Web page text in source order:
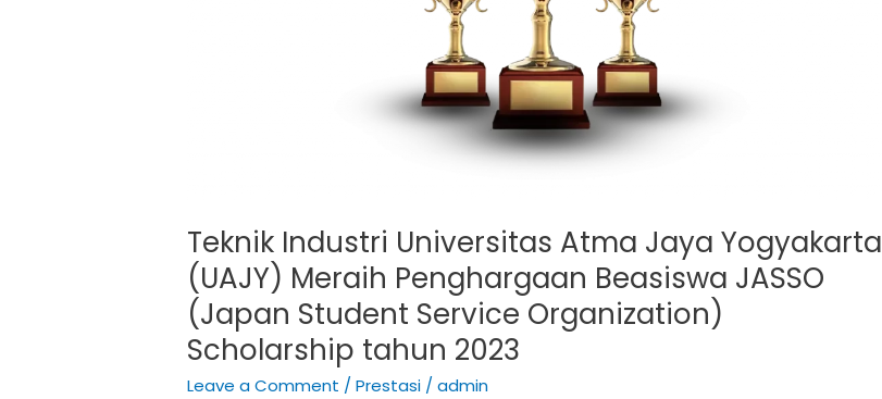
Teknik Industri Universitas Atma Jaya Yogyakarta
(UAJY) Meraih Penghargaan Beasiswa JASSO
(Japan Student Service Organization)
Scholarship tahun 2023
Leave a Comment /Prestasi /admin
tahun
2023